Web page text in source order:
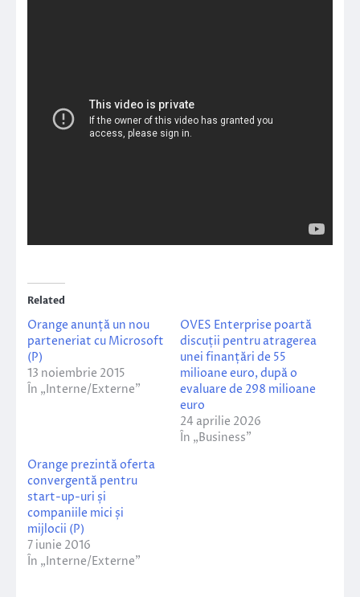
Related
Orange anunță un nou
parteneriat cu Microsoft
(P)
13 noiembrie 2015
În „Interne/Externe”
OVES Enterprise poartă
discuții pentru atragerea
unei finanțări de 55
milioane euro, după o
evaluare de 298 milioane
euro
24 aprilie 2026
În „Business”
Orange prezintă oferta
convergentă pentru
start-up-uri și
companiile mici și
mijlocii (P)
7 iunie 2016
În „Interne/Externe”